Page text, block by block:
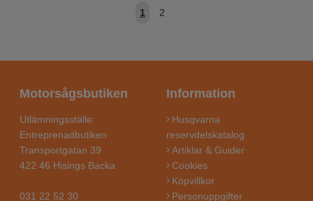
1 2
Motorsågsbutiken
Utlämningsställe:
Entreprenadbutiken
Transportgatan 39
422 46 Hisings Backa
031 22 52 30
Information
Husqvarna
reservdelskatalog
Artiklar & Guider
Cookies
Köpvillkor
Personuppgifter